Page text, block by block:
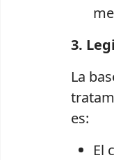
3.
La
es:
El